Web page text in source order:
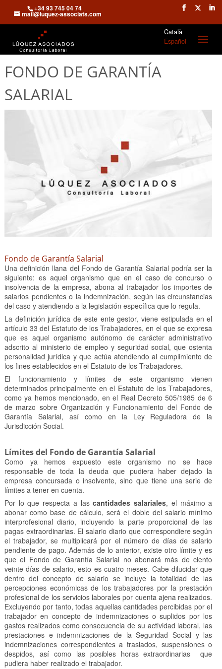
+34 93 745 04 74
mail@luquez-associats.com
Català
Español
FONDO DE GARANTÍA
SALARIAL
Fondo de Garantía Salarial
Una definición llana del Fondo de Garantía Salarial podría ser la
siguiente: es aquel organismo que en el caso de concurso o
insolvencia de la empresa, abona al trabajador los importes de
salarios pendientes o la indemnización, según las circunstancias
del caso y atendiendo a la legislación específica que lo regula.
La definición jurídica de este ente gestor, viene estipulada en el
artículo 33 del Estatuto de los Trabajadores, en el que se expresa
que es aquel organismo autónomo de carácter administrativo
adscrito al ministerio de empleo y seguridad social, que ostenta
personalidad jurídica y que actúa atendiendo al cumplimiento de
los fines establecidos en el Estatuto de los Trabajadores.
El funcionamiento y límites de este organismo vienen
determinados principalmente en el Estatuto de los Trabajadores,
como ya hemos mencionado, en el Real Decreto 505/1985 de 6
de marzo sobre Organización y Funcionamiento del Fondo de
Garantía Salarial, así como en la Ley Reguladora de la
Jurisdicción Social.
Límites del Fondo de Garantía Salarial
Como ya hemos expuesto este organismo no se hace
responsable de toda la deuda que pudiera haber dejado la
empresa concursada o insolvente, sino que tiene una serie de
límites a tener en cuenta.
Por lo que respecta a lascantidades salariales, el máximo a
abonar como base de cálculo, será el doble del salario mínimo
interprofesional diario, incluyendo la parte proporcional de las
pagas extraordinarias. El salario diario que correspondiere según
el trabajador, se multiplicará por el número de días de salario
pendiente de pago. Además de lo anterior, existe otro límite y es
que el Fondo de Garantía Salarial no abonará más de ciento
veinte días de salario, esto es cuatro meses. Cabe dilucidar que
dentro del concepto de salario se incluye la totalidad de las
percepciones económicas de los trabajadores por la prestación
profesional de los servicios laborales por cuenta ajena realizados.
Excluyendo por tanto, todas aquellas cantidades percibidas por el
trabajador en concepto de indemnizaciones o suplidos por los
gastos realizados como consecuencia de su actividad laboral, las
prestaciones e indemnizaciones de la Seguridad Social y las
indemnizaciones correspondientes a traslados, suspensiones o
despidos, así como las posibles horas extraordinarias que
pudiera haber realizado el trabajador.